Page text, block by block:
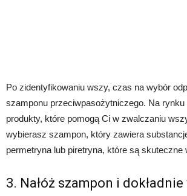
Po zidentyfikowaniu wszy, czas na wybór
szamponu przeciwpasożytniczego. Na
produkty, które pomogą Ci w zwalczaniu
wybierasz szampon, który zawiera
permetryna lub piretryna, które są skuteczne
3. Nałóż szampon i